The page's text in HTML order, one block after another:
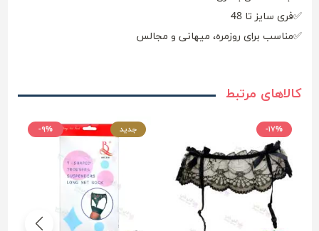
✅فری سایز تا 48
✅مناسب برای روزمره، میهانی و مجالس
کالاهای مرتبط
-۱۷% جدید -۹%